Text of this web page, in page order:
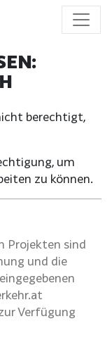
berechtigt,
um
zu können.
Projekten sind
und die
Verfügung